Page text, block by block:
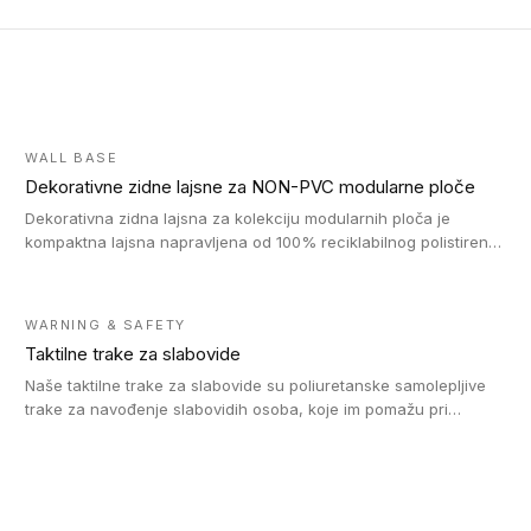
WALL BASE
Dekorativne zidne lajsne za NON-PVC modularne ploče
Dekorativna zidna lajsna za kolekciju modularnih ploča je
kompaktna lajsna napravljena od 100% reciklabilnog polistirena,
WARNING & SAFETY
Taktilne trake za slabovide
Naše taktilne trake za slabovide su poliuretanske samolepljive
trake za navođenje slabovidih osoba, koje im pomažu pri